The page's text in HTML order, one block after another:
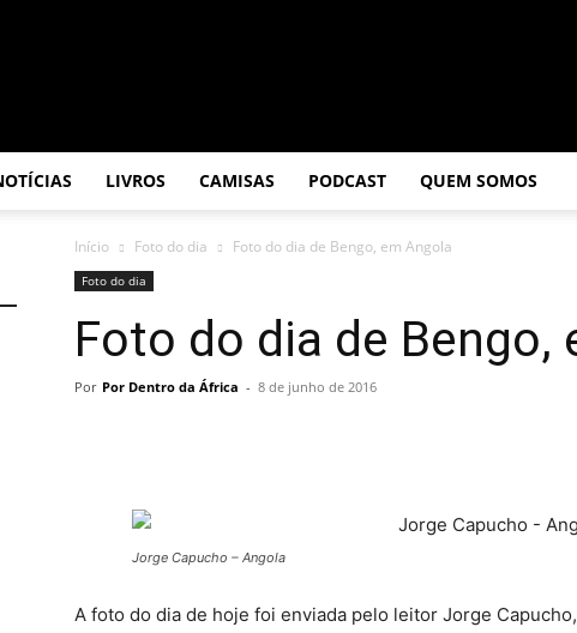
LIVROS CAMISAS PODCAST QUEM SOMOS
Início Foto do dia Foto do dia de Bengo, em Angola
Foto do dia
Foto do dia de Bengo,
Por Por Dentro da África - 8 de junho de 2016
Jorge Capucho – Angola
A foto do dia de hoje foi enviada pelo leitor Jorge